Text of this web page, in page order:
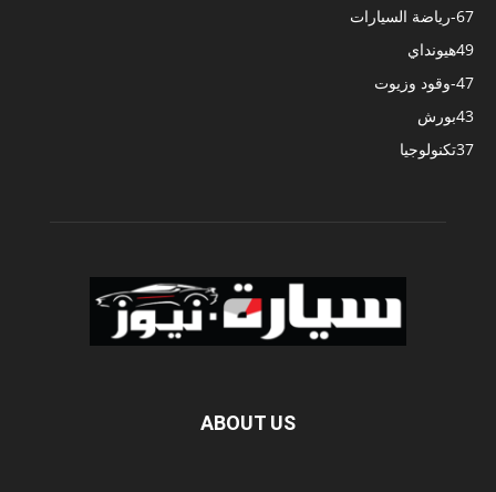
-رياضة السيارات67
هيونداي49
-وقود وزيوت47
بورش43
تكنولوجيا37
ABOUT US